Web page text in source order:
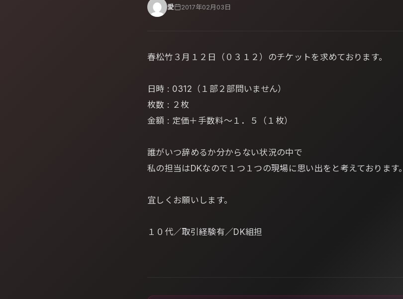
愛 2017年02月03日
春松竹３月１２日（０３１２）のチケットを求めております。
日時 : 0312（１部２部問いません）
枚数 : ２枚
金額 : 定価＋手数料～１．５（１枚）
誰がいつ辞めるか分からない状況の中で
私の担当はDKなので１つ１つの現場に思い出をと考えております。
宜しくお願いします。
１０代／取引経験有／DK組担